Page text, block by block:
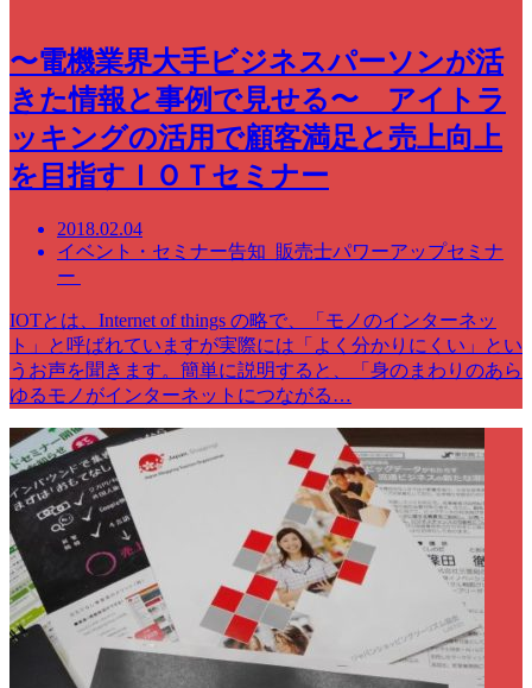
〜電機業界大手ビジネスパーソンが活
きた情報と事例で見せる〜 アイトラ
ッキングの活用で顧客満足と売上向上
を目指すＩＯＴセミナー
2018.02.04
イベント・セミナー告知 販売士パワーアップセミナ
ー
IOTとは、Internet of things の略で、「モノのインターネッ
ト」と呼ばれていますが実際には「よく分かりにくい」とい
うお声を聞きます。簡単に説明すると、「身のまわりのあら
ゆるモノがインターネットにつながる…